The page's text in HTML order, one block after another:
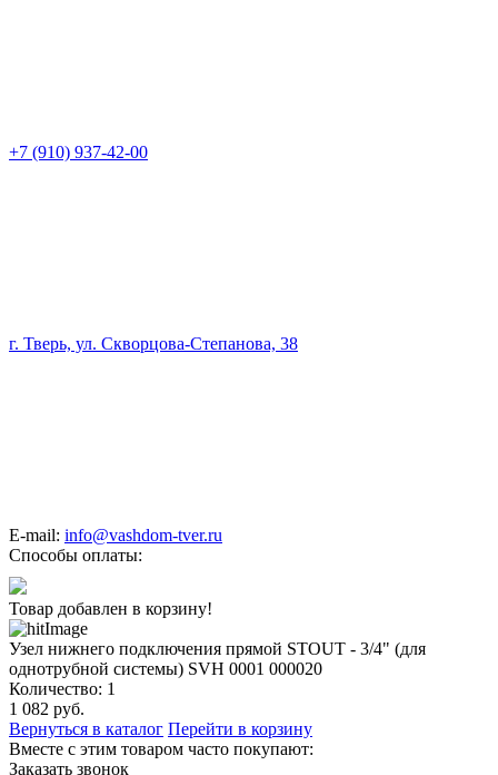
+7 (910) 937-42-00
г. Тверь, ул. Скворцова-Степанова, 38
E-mail: info@vashdom-tver.ru
Способы оплаты:
Товар добавлен в корзину!
Узел нижнего подключения прямой STOUT - 3/4" (для
однотрубной системы) SVH 0001 000020
Количество: 1
1 082 руб.
Вернуться в каталог Перейти в корзину
Вместе с этим товаром часто покупают:
Заказать звонок